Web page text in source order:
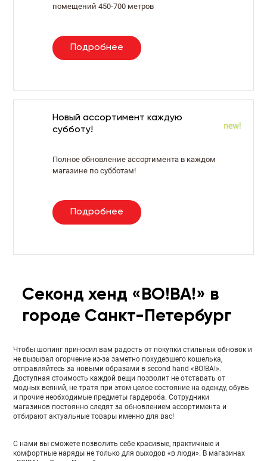
помещений 450-700 метров
Подробнее
Новый ассортимент каждую
субботу!
Полное обновление ассортимента в каждом
магазине по субботам!
Подробнее
Секонд хенд «ВО!ВА!» в
городе Санкт-Петербург
Чтобы шопинг приносил вам радость от покупки стильных обновок и
не вызывал огорчение из-за заметно похудевшего кошелька,
отправляйтесь за новыми образами в second hand «ВО!ВА!».
Доступная стоимость каждой вещи позволит не отставать от
модных веяний, не тратя при этом целое состояние на одежду, обувь
и прочие необходимые предметы гардероба. Сотрудники
магазинов постоянно следят за обновлением ассортимента и
отбирают актуальные товары именно для вас!
С нами вы сможете позволить себе красивые, практичные и
комфортные наряды не только для выходов «в люди». В магазинах